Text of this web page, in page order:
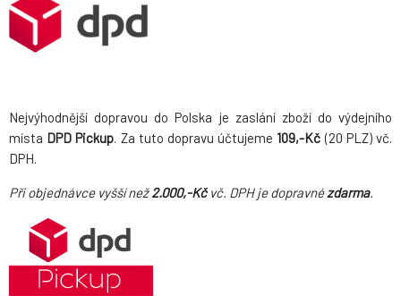
Nejvýhodnější dopravou do Polska je zaslání zboží do výdejního
místa DPD Pickup. Za tuto dopravu účtujeme 109,-Kč (20 PLZ) vč.
DPH.
Při objednávce vyšší než2.000,-Kčvč. DPH je dopravnézdarma.